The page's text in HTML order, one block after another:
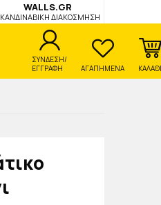
WALLS.GR
ΔΙΑΚΟΣΜΗΣΗ
ΣΥΝΔΕΣΗ/
ΕΓΓΡΑΦΗ
ΑΓΑΠΗΜΕΝΑ